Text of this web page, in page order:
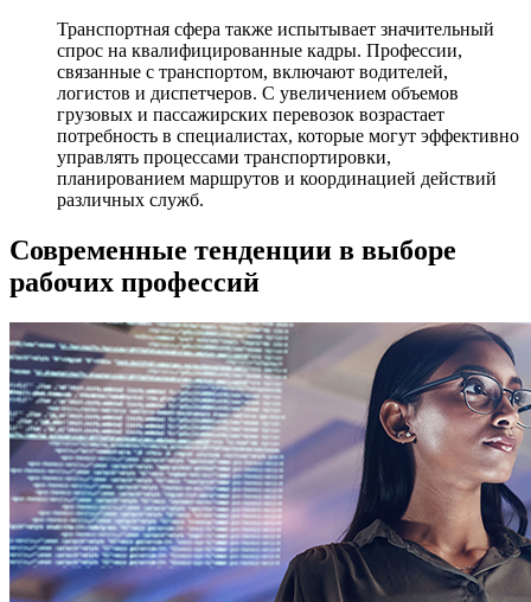
Транспортная сфера также испытывает значительный
спрос на квалифицированные кадры. Профессии,
связанные с транспортом, включают водителей,
логистов и диспетчеров. С увеличением объемов
грузовых и пассажирских перевозок возрастает
потребность в специалистах, которые могут эффективно
управлять процессами транспортировки,
планированием маршрутов и координацией действий
различных служб.
Современные тенденции в выборе
рабочих профессий